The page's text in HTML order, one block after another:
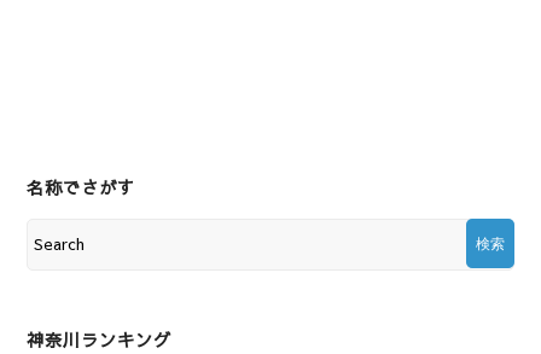
名称でさがす
神奈川ランキング